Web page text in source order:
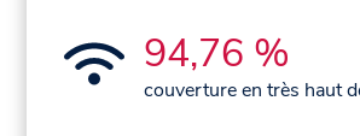
94,76 %
couverture en très haut